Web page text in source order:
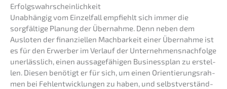
Erfolgswahrscheinlichkeit
Unabhän­gig vom Einzel­fall empfiehlt sich immer die
sorgfäl­ti­ge Planung der Übernah­me. Denn neben dem
Auslo­ten der finan­zi­el­len Machbar­keit einer Übernah­me ist
es für den Erwer­ber im Verlauf der Unternehmens­nachfolge
unerläss­lich, einen aussa­ge­fä­hi­gen Business­plan zu erstel­
len. Diesen benötigt er für sich, um einen Orien­tie­rungs­rah­
men bei Fehlent­wick­lun­gen zu haben, und selbst­ver­ständ­